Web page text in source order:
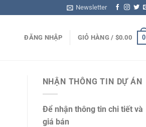
Newsletter
ĐĂNG NHẬP GIỎ HÀNG / $0.00 0
NHẬN THÔNG TIN DỰ ÁN
Để nhận thông tin chi tiết và
giá bán